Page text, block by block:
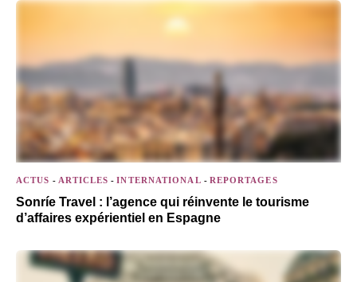
ACTUS - ARTICLES -INTERNATIONAL - REPORTAGES
Sonríe Travel : l’agence qui réinvente le tourisme
d’affaires expérientiel en Espagne